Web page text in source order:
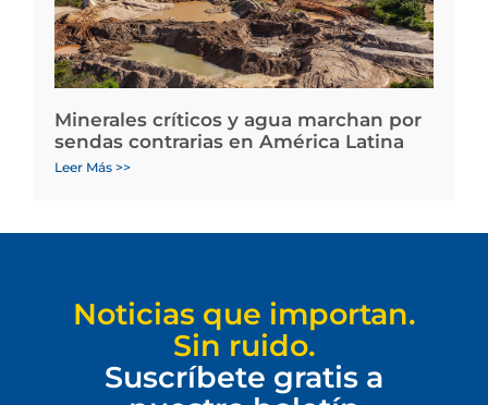
Minerales críticos y agua marchan por
sendas contrarias en América Latina
Leer Más >>
Noticias que importan.
Sin ruido.
Suscríbete gratis a